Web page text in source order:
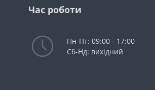
Час роботи
Пн-Пт: 09:00 - 17:00
Сб-Нд: вихідний